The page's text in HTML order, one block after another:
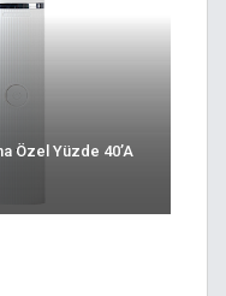
Özel Yüzde 40’a